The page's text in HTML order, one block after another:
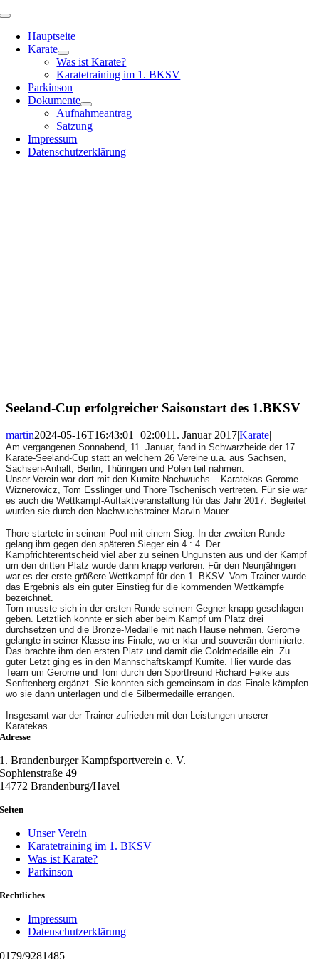
Zum
springen
Toggle
NavigationHauptseite
Karate
Was ist Karate?
Karatetraining im 1. BKSV
Parkinson
Dokumente
Aufnahmeantrag
Satzung
Impressum
Datenschutzerklärung
Seeland-Cup erfolgreicher Saisonstart des 1.BKSV
martin2024-05-16T16:43:01+02:0011. Januar 2017|Karate|
Am vergangenen Sonnabend, 11. Januar, fand in Schwarzheide der 17.
Karate-Seeland-Cup statt an welchem 26 Vereine u.a. aus Sachsen,
Sachsen-Anhalt, Berlin, Thüringen und Polen teil nahmen.
Unser Verein war dort mit den Kumite Nachwuchs – Karatekas Gerome
Wiznerowicz, Tom Esslinger und Thore Tschenisch vertreten. Für sie war
es auch die Wettkampf-Auftaktveranstaltung für das Jahr 2017. Begleitet
wurden sie durch den Nachwuchstrainer Marvin Mauer.
Thore startete in seinem Pool mit einem Sieg. In der zweiten Runde
gelang ihm gegen den späteren Sieger ein 4 : 4. Der
Kampfrichterentscheid viel aber zu seinen Ungunsten aus und der Kampf
um den dritten Platz wurde dann knapp verloren. Für den Neunjährigen
war es der erste größere Wettkampf für den 1. BKSV. Vom Trainer wurde
das Ergebnis als ein guter Einstieg für die kommenden Wettkämpfe
bezeichnet.
Tom musste sich in der ersten Runde seinem Gegner knapp geschlagen
geben. Letztlich konnte er sich aber beim Kampf um Platz drei
durchsetzen und die Bronze-Medaille mit nach Hause nehmen. Gerome
gelangte in seiner Klasse ins Finale, wo er klar und souverän dominierte.
Das brachte ihm den ersten Platz und damit die Goldmedaille ein. Zu
guter Letzt ging es in den Mannschaftskampf Kumite. Hier wurde das
Team um Gerome und Tom durch den Sportfreund Richard Feike aus
Senftenberg ergänzt. Sie konnten sich gemeinsam in das Finale kämpfen
wo sie dann unterlagen und die Silbermedaille errangen.
Insgesamt war der Trainer zufrieden mit den Leistungen unserer
Karatekas.
Adresse
1. Brandenburger Kampfsportverein e. V.
Sophienstraße 49
14772 Brandenburg/Havel
Seiten
Unser Verein
Karatetraining im 1. BKSV
Was ist Karate?
Parkinson
Rechtliches
Impressum
Datenschutzerklärung
0179/9281485